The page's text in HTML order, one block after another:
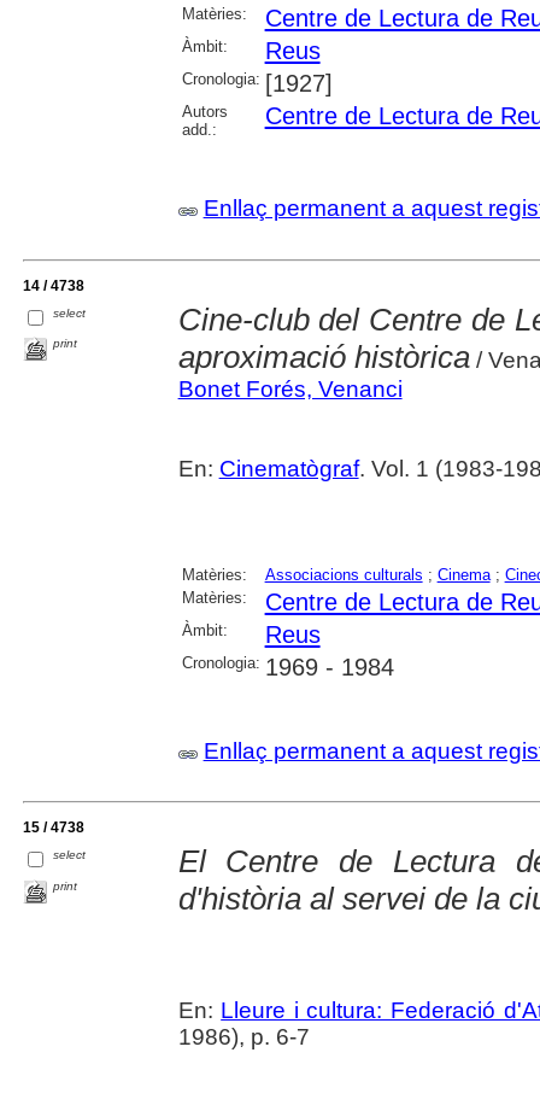
Matèries: Centre de Lectura de
Àmbit: Reus
Cronologia: [1927]
Autors
add.:
Centre de Lectura de
Enllaç permanent a aquest
14 / 4738
select
print
Cine-club del Centre de
aproximació històrica/
Bonet Forés, Venanci
En: Cinematògraf. Vol. 1 (1983-
Matèries: Associacions culturals ; Cinema;
Matèries:
Centre de Lectura de
Àmbit: Reus
Cronologia: 1969 - 1984
Enllaç permanent a aquest
15 / 4738
select
print
El Centre de Lectura
d'història al servei de la
En: Lleure i cultura: Federació
1986), p. 6-7